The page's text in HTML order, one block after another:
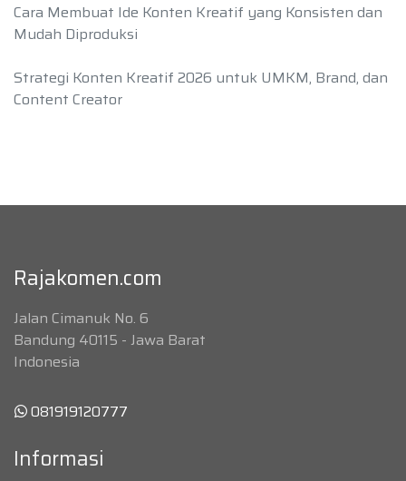
Cara Membuat Ide Konten Kreatif yang Konsisten dan
Mudah Diproduksi
Strategi Konten Kreatif 2026 untuk UMKM, Brand, dan
Content Creator
Rajakomen.com
Jalan Cimanuk No. 6
Bandung 40115 - Jawa Barat
Indonesia
081919120777
Informasi